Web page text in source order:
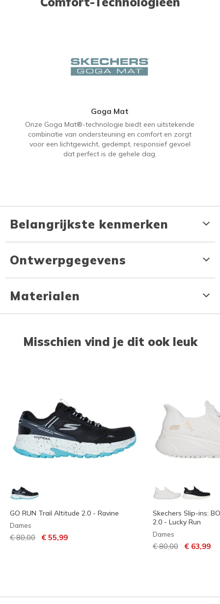
Goga Mat
Onze Goga Mat®-technologie biedt een uitstekende
combinatie van ondersteuning en comfort en zorgt
voor een lichtgewicht, gedempt, responsief gevoel
dat perfect is de gehele dag.
Belangrijkste kenmerken
Ontwerpgegevens
Materialen
Misschien vind je dit ook leuk
GO RUN Trail Altitude 2.0 - Ravine
Dames
Prijs verlaagd van
€ 80,00 naar
€ 55,99
Skechers Slip-ins:
2.0 - Lucky Run
Dames
Prijs verlaagd van
€ 80,00naar
€ 63,99